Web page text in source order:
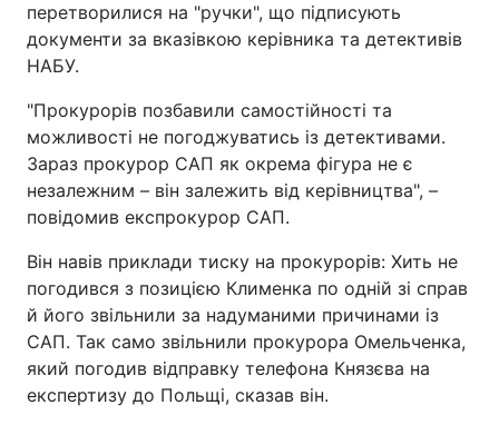
перетворилися на "ручки", що підписують
документи за вказівкою керівника та детективів
НАБУ.
"Прокурорів позбавили самостійності та
можливості не погоджуватись із детективами.
Зараз прокурор САП як окрема фігура не є
незалежним – він залежить від керівництва", –
повідомив експрокурор САП.
Він навів приклади тиску на прокурорів: Хить не
погодився з позицією Клименка по одній зі справ
й його звільнили за надуманими причинами із
САП. Так само звільнили прокурора Омельченка,
який погодив відправку телефона Князєва на
експертизу до Польщі, сказав він.